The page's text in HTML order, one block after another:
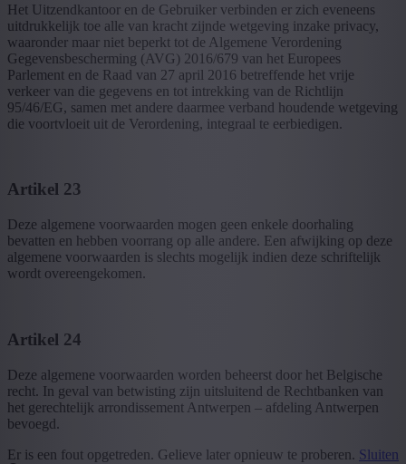
Het Uitzendkantoor en de Gebruiker verbinden er zich eveneens
uitdrukkelijk toe alle van kracht zijnde wetgeving inzake privacy,
waaronder maar niet beperkt tot de Algemene Verordening
Gegevensbescherming (AVG) 2016/679 van het Europees
Parlement en de Raad van 27 april 2016 betreffende het vrije
verkeer van die gegevens en tot intrekking van de Richtlijn
95/46/EG, samen met andere daarmee verband houdende wetgeving
die voortvloeit uit de Verordening, integraal te eerbiedigen.
Artikel 23
Deze algemene voorwaarden mogen geen enkele doorhaling
bevatten en hebben voorrang op alle andere. Een afwijking op deze
algemene voorwaarden is slechts mogelijk indien deze schriftelijk
wordt overeengekomen.
Artikel 24
Deze algemene voorwaarden worden beheerst door het Belgische
recht. In geval van betwisting zijn uitsluitend de Rechtbanken van
het gerechtelijk arrondissement Antwerpen – afdeling Antwerpen
bevoegd.
Er is een fout opgetreden. Gelieve later opnieuw te proberen. Sluiten